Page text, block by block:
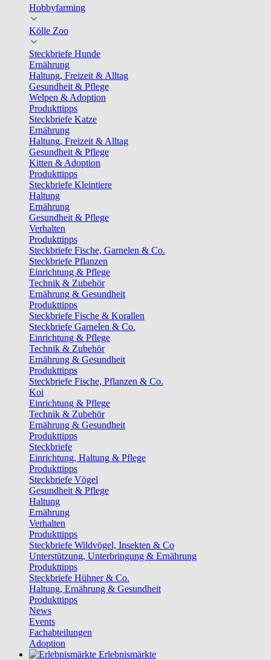
Hobbyfarming
Kölle Zoo
Steckbriefe Hunde
Ernährung
Haltung, Freizeit & Alltag
Gesundheit & Pflege
Welpen & Adoption
Produkttipps
Steckbriefe Katze
Ernährung
Haltung, Freizeit & Alltag
Gesundheit & Pflege
Kitten & Adoption
Produkttipps
Steckbriefe Kleintiere
Haltung
Ernährung
Gesundheit & Pflege
Verhalten
Produkttipps
Steckbriefe Fische, Garnelen & Co.
Steckbriefe Pflanzen
Einrichtung & Pflege
Technik & Zubehör
Ernährung & Gesundheit
Produkttipps
Steckbriefe Fische & Korallen
Steckbriefe Garnelen & Co.
Einrichtung & Pflege
Technik & Zubehör
Ernährung & Gesundheit
Produkttipps
Steckbriefe Fische, Pflanzen & Co.
Koi
Einrichtung & Pflege
Technik & Zubehör
Ernährung & Gesundheit
Produkttipps
Steckbriefe
Einrichtung, Haltung & Pflege
Produkttipps
Steckbriefe Vögel
Gesundheit & Pflege
Haltung
Ernährung
Verhalten
Produkttipps
Steckbriefe Wildvögel, Insekten & Co
Unterstützung, Unterbringung & Ernährung
Produkttipps
Steckbriefe Hühner & Co.
Haltung, Ernährung & Gesundheit
Produkttipps
News
Events
Fachabteilungen
Adoption
Erlebnismärkte